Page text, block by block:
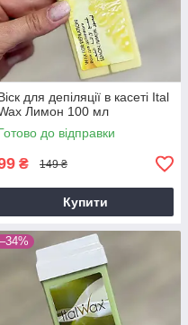
для депіляції в касеті Ital
Лимон 100 мл
до відправки
₴ 149 ₴
Купити
–34%